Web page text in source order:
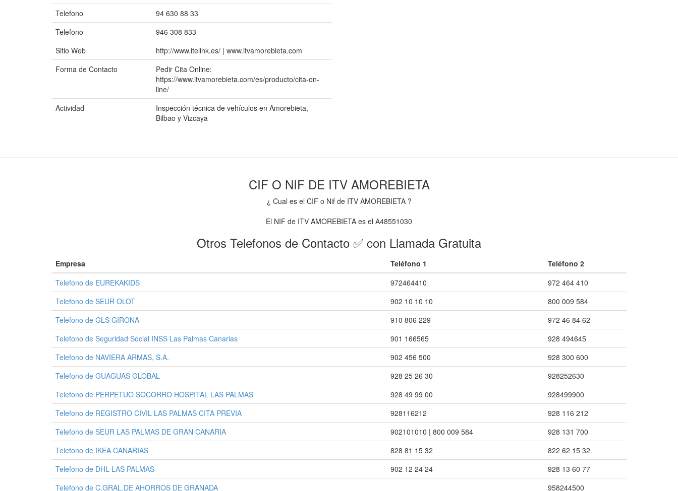
Telefono
94 630 88 33
Telefono
946 308 833
Sitio Web
http://www.itelink.es/ | www.itvamorebieta.com
Forma de Contacto
Pedir Cita Online:
https://www.itvamorebieta.com/es/producto/cita-on-
line/
Actividad
Inspección técnica de vehículos en Amorebieta,
Bilbao y Vizcaya
CIF O NIF DE ITV AMOREBIETA
¿ Cual es el CIF o Nif de ITV AMOREBIETA ?
El NIF de ITV AMOREBIETA es el A48551030
Otros Telefonos de Contacto ✅ con Llamada Gratuita
Empresa Teléfono 1
Teléfono 2
Telefono de EUREKAKIDS
972464410
972 464 410
Telefono de SEUR OLOT
902 10 10 10
800 009 584
Telefono de GLS GIRONA
910 806 229
972 46 84 62
Telefono de Seguridad Social INSS Las Palmas Canarias
901 166565
928 494645
Telefono de NAVIERA ARMAS, S.A.
902 456 500
928 300 600
Telefono de GUAGUAS GLOBAL
928 25 26 30
928252630
Telefono de PERPETUO SOCORRO HOSPITAL LAS PALMAS
928 49 99 00
928499900
Telefono de REGISTRO CIVIL LAS PALMAS CITA PREVIA
928116212
928 116 212
Telefono de SEUR LAS PALMAS DE GRAN CANARIA
902101010 | 800 009 584
928 131 700
Telefono de IKEA CANARIAS
828 81 15 32
822 62 15 32
Telefono de DHL LAS PALMAS
902 12 24 24
928 13 60 77
Telefono de C.GRAL.DE AHORROS DE GRANADA
958244500